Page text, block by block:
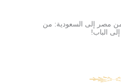
مصر إلى السعودية: من
إلى الباب!